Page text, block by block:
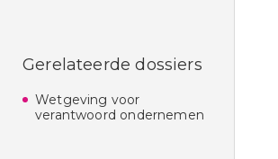
Gerelateerde dossiers
Wetgeving voor
verantwoord ondernemen